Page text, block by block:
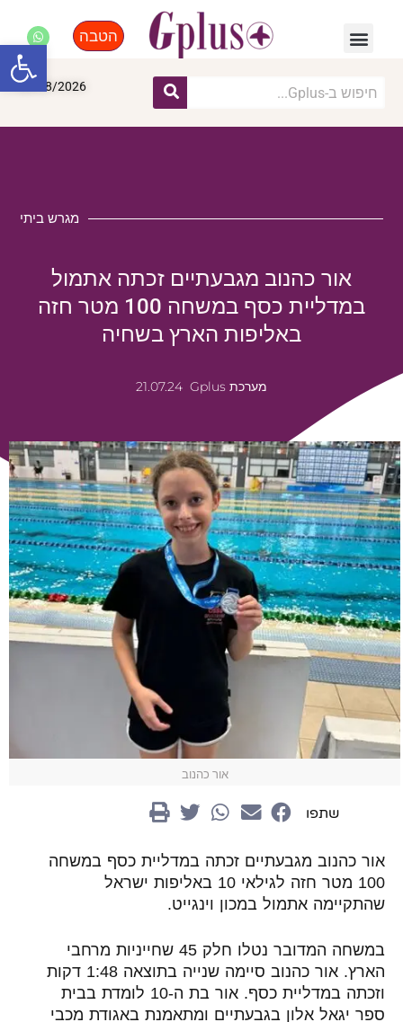
הטבה
06/08/2026
מגרש ביתי
אור כהנוב מגבעתיים זכתה אתמול
במדליית כסף במשחה 100 מטר חזה
באליפות הארץ בשחיה
מערכת Gplus 21.07.24
אור כהנוב
שתפו
אור כהנוב מגבעתיים זכתה במדליית כסף במשחה
100 מטר חזה לגילאי 10 באליפות ישראל
שהתקיימה אתמול במכון וינגייט.
במשחה המדובר נטלו חלק 45 שחייניות מרחבי
הארץ. אור כהנוב סיימה שנייה בתוצאה 1:48 דקות
וזכתה במדליית כסף. אור בת ה-10 לומדת בבית
ספר יגאל אלון בגבעתיים ומתאמנת באגודת מכבי
פתח